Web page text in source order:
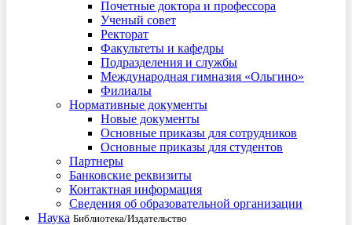
Почетные доктора и профессора
Ученый совет
Ректорат
Факультеты и кафедры
Подразделения и службы
Международная гимназия «Ольгино»
Филиалы
Нормативные документы
Новые документы
Основные приказы для сотрудников
Основные приказы для студентов
Партнеры
Банковские реквизиты
Контактная информация
Сведения об образовательной организации
Наука Библиотека/Издательство